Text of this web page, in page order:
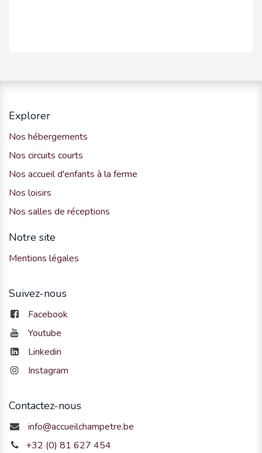
Explorer
Nos hébergements
Nos circuits courts
Nos accueil d'enfants à la ferme
Nos loisirs
Nos salles de réceptions
Notre site
Mentions légales
Suivez-nous
Facebook
Youtube
Linkedin
Instagram
Contactez-nous
info@accueilchampetre.be
+32 (0) 81 627 454